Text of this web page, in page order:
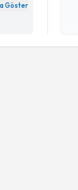
Göster